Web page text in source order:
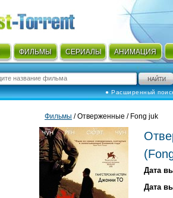
ФИЛЬМЫ СЕРИАЛЫ АНИМАЦИЯ
● Расширенный
Фильмы / Отверженные / Fong juk
(
Дата
Дата